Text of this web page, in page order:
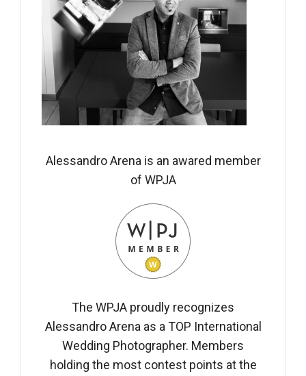
Alessandro Arena is an awared member
of WPJA
The WPJA proudly recognizes
Alessandro Arena as a TOP International
Wedding Photographer. Members
holding the most contest points at the